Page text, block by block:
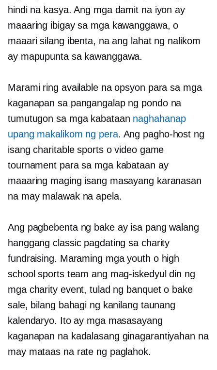
hindi na kasya. Ang mga damit na iyon ay
maaaring ibigay sa mga kawanggawa, o
maaari silang ibenta, na ang lahat ng nalikom
ay mapupunta sa kawanggawa.
Marami ring available na opsyon para sa mga
kaganapan sa pangangalap ng pondo na
tumutugon sa mga kabataan naghahanap
upang makalikom ng pera. Ang pagho-host ng
isang charitable sports o video game
tournament para sa mga kabataan ay
maaaring maging isang masayang karanasan
na may malawak na apela.
Ang pagbebenta ng bake ay isa pang walang
hanggang classic pagdating sa charity
fundraising. Maraming mga youth o high
school sports team ang mag-iskedyul din ng
mga charity event, tulad ng banquet o bake
sale, bilang bahagi ng kanilang taunang
kalendaryo. Ito ay mga masasayang
kaganapan na kadalasang ginagarantiyahan na
may mataas na rate ng paglahok.